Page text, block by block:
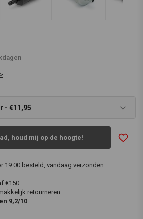
- €11,95
houd mij op de hoogte!
19:00 besteld, vandaag verzonden
€150
retourneren
9,2/10